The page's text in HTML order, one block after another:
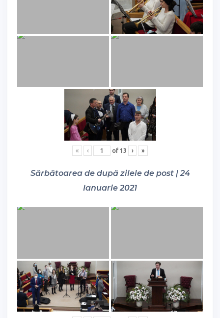
« ‹ of 13 › »
Sărbătoarea de după zilele de post | 24
Ianuarie 2021